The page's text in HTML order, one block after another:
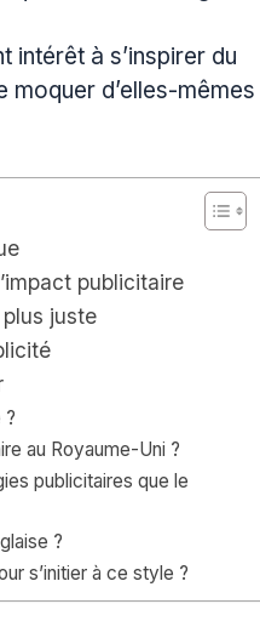
intérêt à s’inspirer du
d’elles-mêmes
publicitaire
juste
?
au Royaume-Uni ?
publicitaires que le
?
s’initier à ce style ?